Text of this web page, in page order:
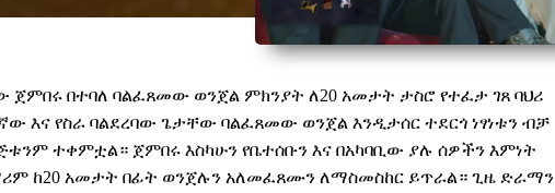
በተባለ ባልፈጸመው ወንጀል ምክንያት ለ20 አመታት ታስሮ የተፈታ ገጸ ባህሪ
እና የስራ ባልደረባው ጌታቸው ባልፈጸመው ወንጀል እንዲታሰር ተደርጎ ነፃነቱን ብቻ
ተቀምቷል። ጀምበሩ እስካሁን የቤተሰቡን እና በአካባቢው ያሉ ሰዎችን እምነት
ከ20 አመታት በፊት ወንጀሉን አለመፈጸሙን ለማስመስከር ይጥራል። ጊዜ ድራማን